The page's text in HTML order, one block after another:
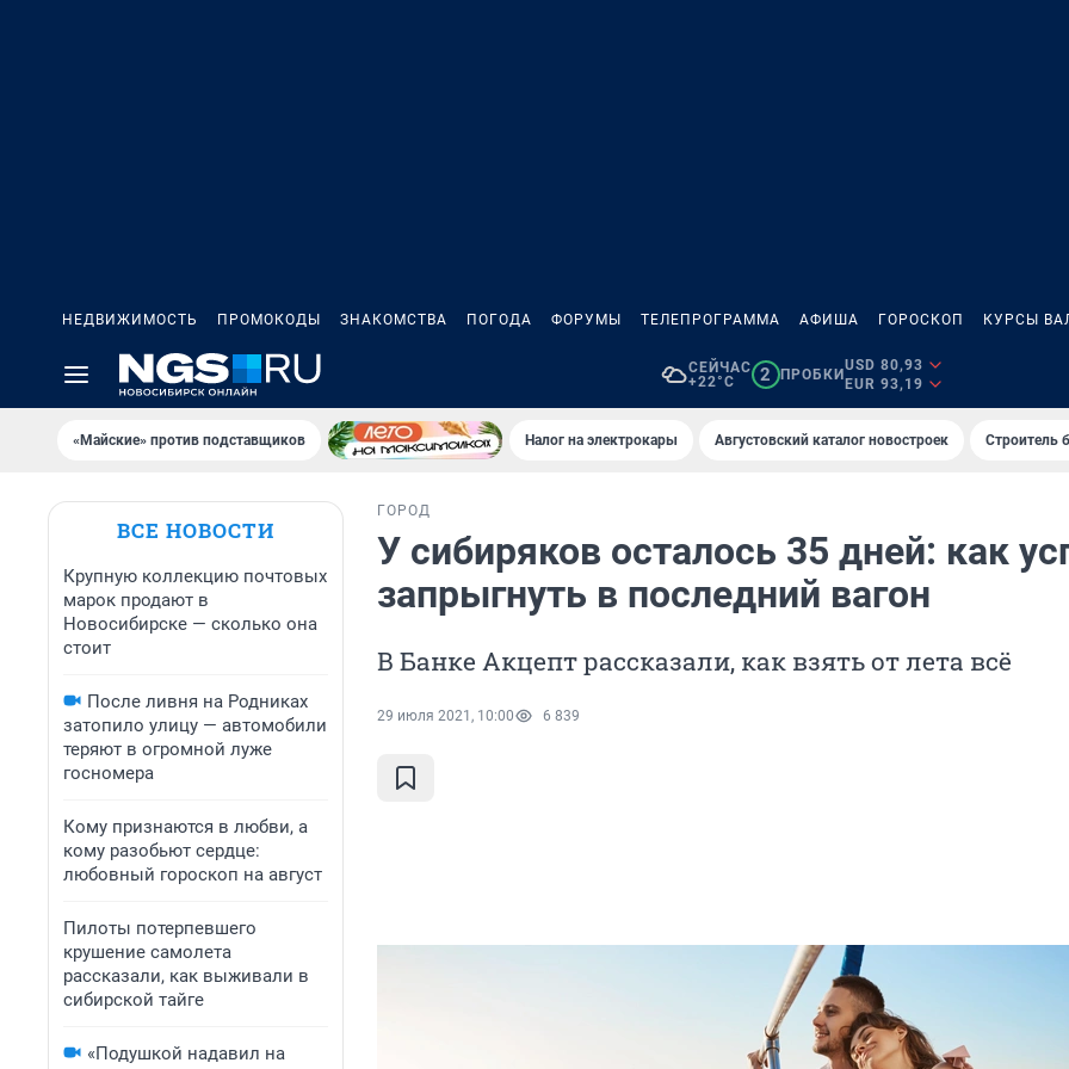
НЕДВИЖИМОСТЬ ПРОМОКОДЫ ЗНАКОМСТВА ПОГОДА ФОРУМЫ ТЕЛЕПРОГРАММА АФИША ГОРОСКОП КУРСЫ
СЕЙЧАС
+22°C
2 ПРОБКИ
USD 80,93
EUR 93,19
«Майские» против подставщиков Налог на электрокары Августовский каталог новостроек Строитель
ВСЕ НОВОСТИ
Крупную коллекцию почтовых
марок продают в
Новосибирске — сколько она
стоит
После ливня на Родниках
затопило улицу — автомобили
теряют в огромной луже
госномера
Кому признаются в любви, а
кому разобьют сердце:
любовный гороскоп на август
Пилоты потерпевшего
крушение самолета
рассказали, как выживали в
сибирской тайге
«Подушкой надавил на
ГОРОД
У сибиряков осталось 35 дней: как
запрыгнуть в последний вагон
В Банке Акцепт рассказали, как взять от лета всё
29 июля 2021, 10:00 6 839